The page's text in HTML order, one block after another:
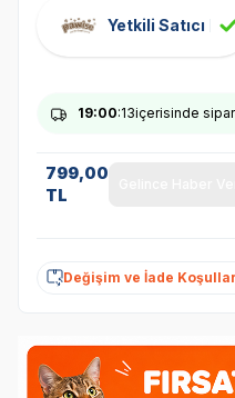
Yetkili Satıcı
19:00:13içerisinde
799,00
TL
Değişim ve İade